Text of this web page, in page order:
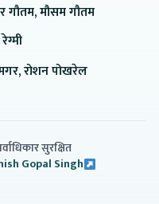
गौतम, मौसम गौतम
रोशन पोखरेल
सुरक्षित
Gopal Singh